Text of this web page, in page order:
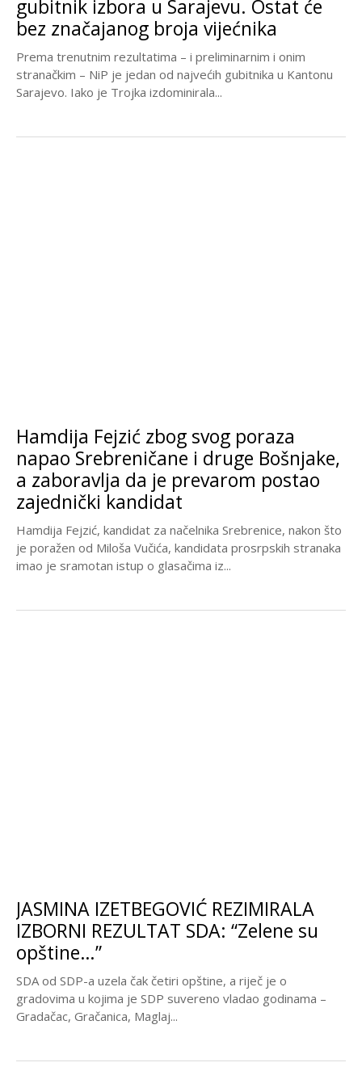
gubitnik izbora u Sarajevu. Ostat će
bez značajanog broja vijećnika
Prema trenutnim rezultatima – i preliminarnim i onim
stranačkim – NiP je jedan od najvećih gubitnika u Kantonu
Sarajevo. Iako je Trojka izdominirala...
Hamdija Fejzić zbog svog poraza
napao Srebreničane i druge Bošnjake,
a zaboravlja da je prevarom postao
zajednički kandidat
Hamdija Fejzić, kandidat za načelnika Srebrenice, nakon što
je poražen od Miloša Vučića, kandidata prosrpskih stranaka
imao je sramotan istup o glasačima iz...
JASMINA IZETBEGOVIĆ REZIMIRALA
IZBORNI REZULTAT SDA: “Zelene su
opštine…”
SDA od SDP-a uzela čak četiri opštine, a riječ je o
gradovima u kojima je SDP suvereno vladao godinama –
Gradačac, Gračanica, Maglaj...